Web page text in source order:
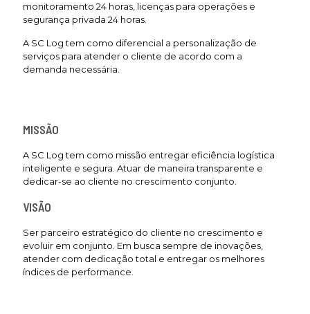
monitoramento 24 horas, licenças para operações e
segurança privada 24 horas.
A SC Log tem como diferencial a personalização de
serviços para atender o cliente de acordo com a
demanda necessária.
MISSÃO
A SC Log tem como missão entregar eficiência logística
inteligente e segura. Atuar de maneira transparente e
dedicar-se ao cliente no crescimento conjunto.
VISÃO
Ser parceiro estratégico do cliente no crescimento e
evoluir em conjunto. Em busca sempre de inovações,
atender com dedicação total e entregar os melhores
índices de performance.